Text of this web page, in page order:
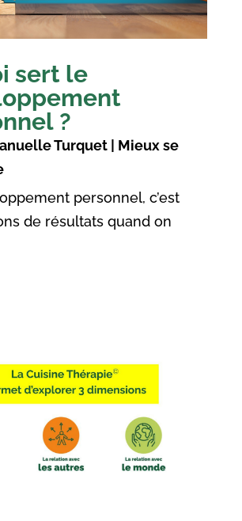
sert le
?
Turquet| Mieux se
personnel, c’est
de résultats quand on